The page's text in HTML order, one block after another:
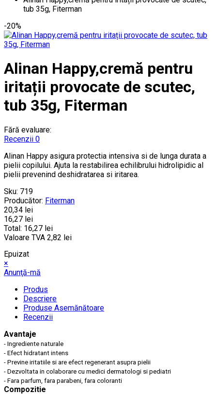
tub 35g, Fiterman
-20%
Alinan Happy,cremă pentru
iritații provocate de scutec,
tub 35g, Fiterman
Fără evaluare:
Recenzii 0
Alinan Happy asigura protectia intensiva si de lunga durata a
pielii copilului. Ajuta la restabilirea echilibrului hidrolipidic al
pielii prevenind deshidratarea si iritarea.
Sku: 719
Producător: Fiterman
20,34 lei
16,27 lei
Total: 16,27 lei
Valoare TVA 2,82 lei
Epuizat
×
Anunţă-mă
Produs
Descriere
Produse Asemănătoare
Recenzii
Avantaje
- Ingrediente naturale
- Efect hidratant intens
- Previne iritatiile si are efect regenerant asupra pielii
- Dezvoltata in colaborare cu medici dermatologi si pediatri
- Fara parfum, fara parabeni, fara coloranti
Compozitie